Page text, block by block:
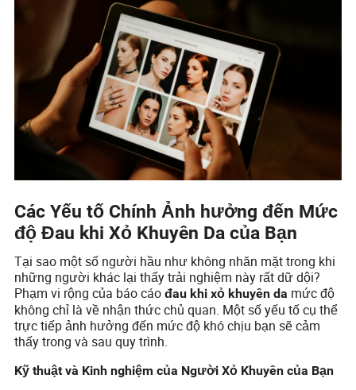
Các Yếu tố Chính Ảnh hưởng đến Mức
độ Đau khi Xỏ Khuyên Da của Bạn
Tại sao một số người hầu như không nhăn mặt trong khi
những người khác lại thấy trải nghiệm này rất dữ dội?
Phạm vi rộng của báo cáođau khi xỏ khuyên da mức độ
không chỉ là về nhận thức chủ quan. Một số yếu tố cụ thể
trực tiếp ảnh hưởng đến mức độ khó chịu bạn sẽ cảm
thấy trong và sau quy trình.
Kỹ thuật và Kinh nghiệm của Người Xỏ Khuyên của Bạn